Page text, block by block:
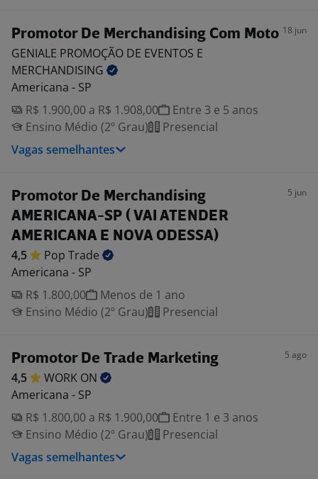
Promotor De Merchandising Com Moto 18 jun
GENIALE PROMOÇÃO DE EVENTOS E
MERCHANDISING
Americana - SP
R$ 1.900,00 a R$ 1.908,00
Entre 3 e 5 anos
Ensino Médio (2º Grau)
Presencial
Vagas semelhantes
Promotor De Merchandising
AMERICANA-SP ( VAI ATENDER
AMERICANA E NOVA ODESSA)
5 jun
4,5 Pop Trade
Americana - SP
R$ 1.800,00
Menos de 1 ano
Ensino Médio (2º Grau)
Presencial
Promotor De Trade Marketing 5 ago
4,5 WORK ON
Americana - SP
R$ 1.800,00 a R$ 1.900,00
Entre 1 e 3 anos
Ensino Médio (2º Grau)
Presencial
Vagas semelhantes